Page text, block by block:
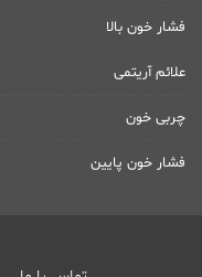
فشار خون بالا
علائم آریتمی
چربی خون
فشار خون پایین